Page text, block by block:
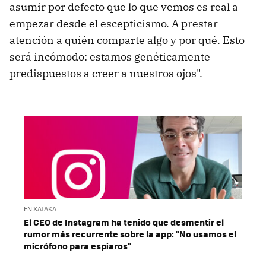
asumir por defecto que lo que vemos es real a
empezar desde el escepticismo. A prestar
atención a quién comparte algo y por qué. Esto
será incómodo: estamos genéticamente
predispuestos a creer a nuestros ojos".
EN XATAKA
El CEO de Instagram ha tenido que desmentir el
rumor más recurrente sobre la app: "No usamos el
micrófono para espiaros"